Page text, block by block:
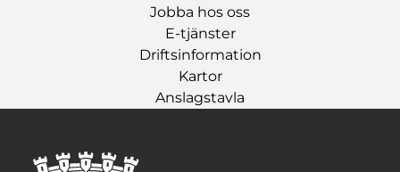
Jobba hos oss
E-tjänster
Driftsinformation
Kartor
Anslagstavla